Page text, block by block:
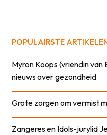
POPULAIRSTE
Myron Koops (vriendin
nieuws over gezondheid
Grote zorgen om vermist
Zangeres en Idols-jurylid